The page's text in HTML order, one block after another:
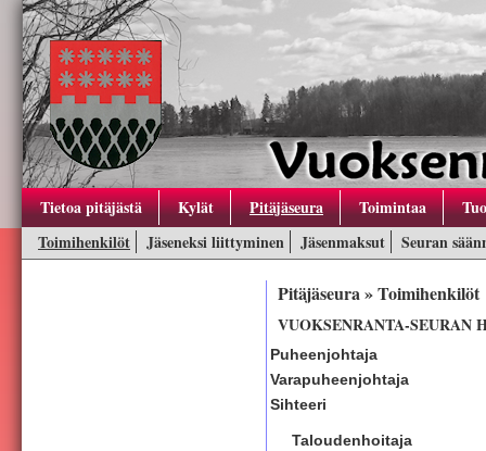
Tietoa pitäjästä Kylät Pitäjäseura Toimintaa
Toimihenkilöt
Jäseneksi liittyminen Jäsenmaksut Seuran
Pitäjäseura » Toimihenkilöt
VUOKSENRANTA-SEURAN
Puheenjohtaja
Varapuheenjohtaja
Sihteeri
Taloudenhoitaja